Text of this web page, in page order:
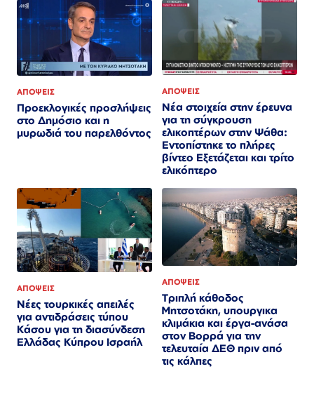
ΑΠΟΨΕΙΣ
Προεκλογικές προσλήψεις
στο Δημόσιο και η
μυρωδιά του παρελθόντος
ΑΠΟΨΕΙΣ
Νέα στοιχεία στην έρευνα
για τη σύγκρουση
ελικοπτέρων στην Ψάθα:
Εντοπίστηκε το πλήρες
βίντεο Εξετάζεται και τρίτο
ελικόπτερο​​​​​​​​​​​​​​​​​​​​​​​​​​​​​​​​​​​​​​​​​​​​​​​​​​
ΑΠΟΨΕΙΣ
Νέες τουρκικές απειλές
για αντιδράσεις τύπου
Κάσου για τη διασύνδεση
Ελλάδας Κύπρου Ισραήλ
ΑΠΟΨΕΙΣ
Τριπλή κάθοδος
Μητσοτάκη, υπουργικα
κλιμάκια και έργα-ανάσα
στον Βορρά για την
τελευταία ΔΕΘ πριν από
τις κάλπες